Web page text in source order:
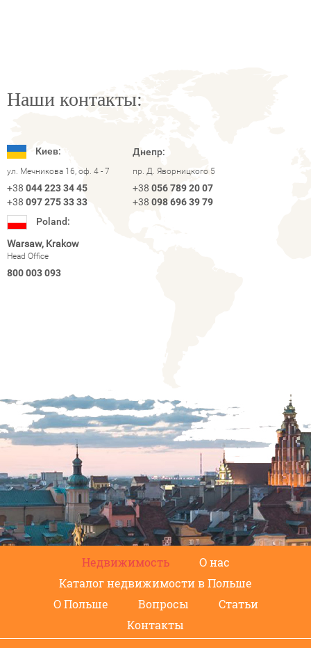
Наши контакты:
Киев:
ул. Мечникова 16, оф. 4 - 7
+38 044 223 34 45
+38 097 275 33 33
Днепр:
пр. Д. Яворницкого 5
+38 056 789 20 07
+38 098 696 39 79
Poland:
Warsaw, Krakow
Head Office
800 003 093
Недвижимость
О нас
Каталог недвижимости в Польше
О Польше
Вопросы
Статьи
Контакты